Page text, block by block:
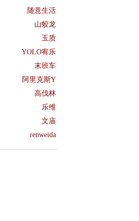
随意生活
山蛟龙
玉质
YOLO宥乐
末班车
阿里克斯Y
高伐林
乐维
文庙
renweida